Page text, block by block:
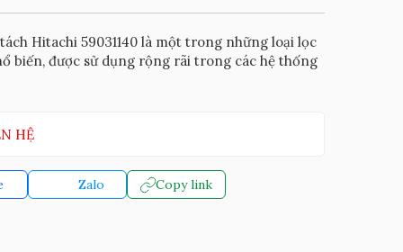
Hitachi 59031140 là một trong những loại lọc
biến, được sử dụng rộng rãi trong các hệ thống
HỆ
Zalo Copy link